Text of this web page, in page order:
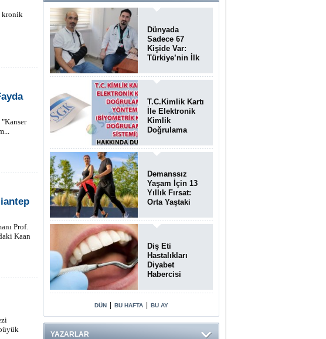
kronik
Prof.
Kaan
Dünyada
Sadece 67
Kişide Var:
Türkiye’nin İlk
Sendromu
Vakası
Teşhis Edildi
T.C.Kimlik Kartı
İle Elektronik
Kimlik
Doğrulama
(Biyometrik
Kimlik
Sistemi)
07.08.2026
Demanssız
Yaşam İçin 13
Yıllık Fırsat:
Orta Yaştaki
Beyin Sağlığını
Belirliyor
Diş Eti
Hastalıkları
Diyabet
Habercisi
Sağlığı Ve
Şeker
Yönlü Bağ
DÜN BU HAFTA BU AY
YAZARLAR